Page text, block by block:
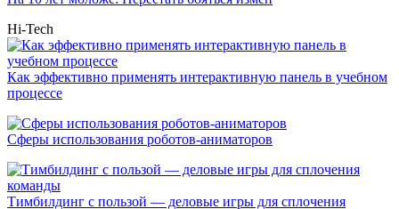
Hi-Tech
Как эффективно применять интерактивную панель в учебном
процессе
Сферы использования роботов-аниматоров
Тимбилдинг с пользой — деловые игры для сплочения